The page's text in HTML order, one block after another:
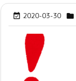
 2020-03-30 